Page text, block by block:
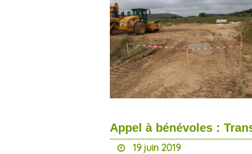
Appel à bénévoles :
19 juin 2019